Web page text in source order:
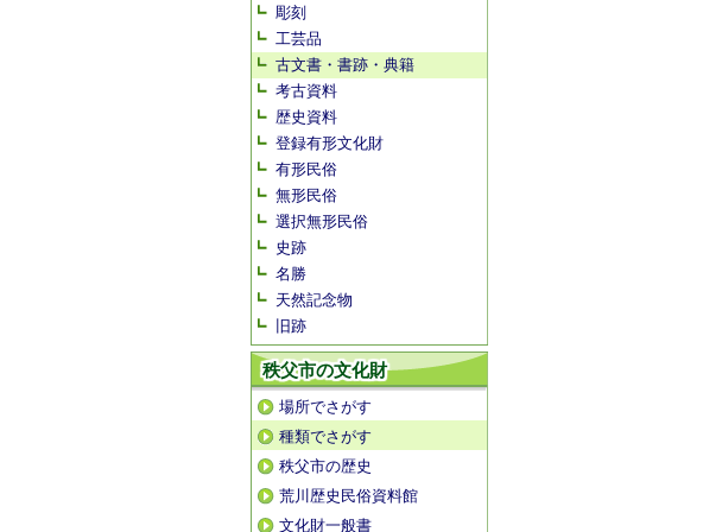
彫刻
工芸品
古文書・書跡・典籍
考古資料
歴史資料
登録有形文化財
有形民俗
無形民俗
選択無形民俗
史跡
名勝
天然記念物
旧跡
秩父市の文化財
場所でさがす
種類でさがす
秩父市の歴史
荒川歴史民俗資料館
文化財一般書